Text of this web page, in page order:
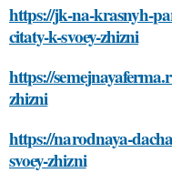
https://jk-na-krasnyh-
citaty-k-svoey-zhizni
https://
zhizni
https://narodnaya-
svoey-zhizni